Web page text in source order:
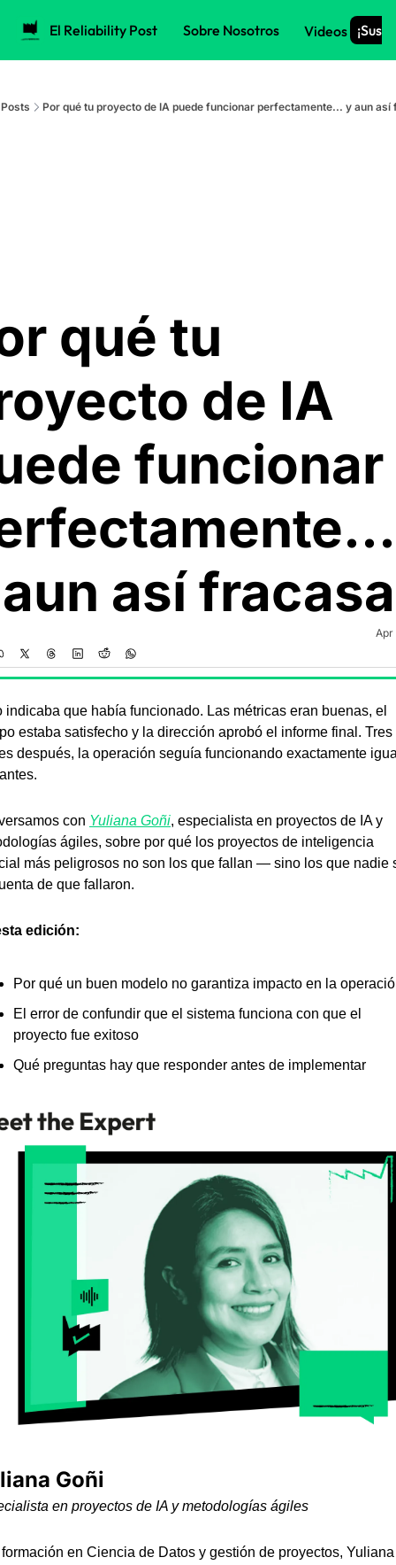
El Reliability Post Sobre Nosotros Videos
Posts Por qué tu proyecto de IA puede funcionar perfectamente... y aun así
qué tu
de IA
funcionar
así
Apr
indicaba que había funcionado. Las métricas eran buenas, el
estaba satisfecho y la dirección aprobó el informe final. Tres
después, la operación seguía funcionando exactamente
con Yuliana Goñi, especialista en proyectos de IA y
ágiles, sobre por qué los proyectos de inteligencia
más peligrosos no son los que fallan — sino los que nadie
de que fallaron.
edición:
Por qué un buen modelo no garantiza impacto en la
El error de confundir que el sistema funciona con que el
proyecto fue exitoso
Qué preguntas hay que responder antes de implementar
Goñi
en proyectos de IA y metodologías ágiles
en Ciencia de Datos y gestión de proyectos, Yuliana